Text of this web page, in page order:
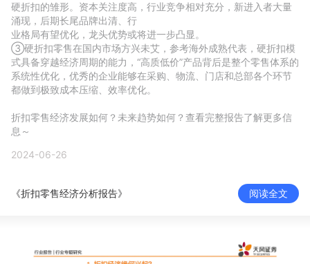
新零售大会 新零售茶会
新零售私享会 门店经营增长公开课
AllValue 战略合作
智库
行业洞察
硬折扣的雏形。资本关注度高，行业竞争相对充分，新进入者大量
涌现，后期长尾品牌出清、行
业格局有望优化，龙头优势或将进一步凸显。
③硬折扣零售在国内市场方兴未艾，参考海外成熟代表，硬折扣模
式具备穿越经济周期的能力，“高质低价”产品背后是整个零售体系的
系统性优化，优秀的企业能够在采购、物流、门店和总部各个环节
都做到极致成本压缩、效率优化。
折扣零售经济发展如何？未来趋势如何？查看完整报告了解更多信
息～
2024-06-26
《折扣零售经济分析报告》 阅读全文